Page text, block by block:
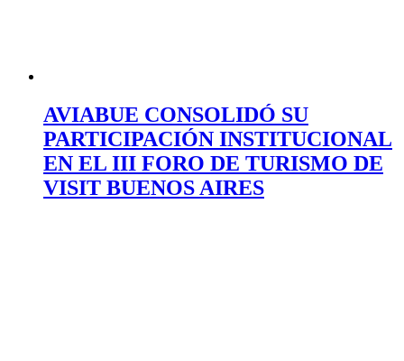
AVIABUE CONSOLIDÓ SU
PARTICIPACIÓN INSTITUCIONAL
EN EL III FORO DE TURISMO DE
VISIT BUENOS AIRES